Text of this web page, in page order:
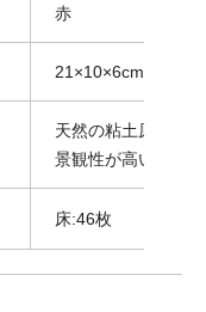
赤
21×10×6cm
天然の粘土原料と
景観性が高い。
床:46枚